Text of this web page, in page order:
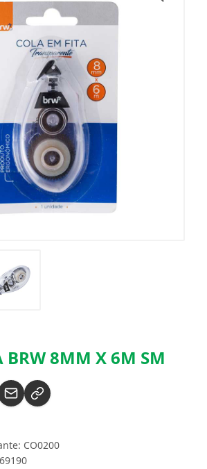
BRW 8MM X 6M SM
CO0200